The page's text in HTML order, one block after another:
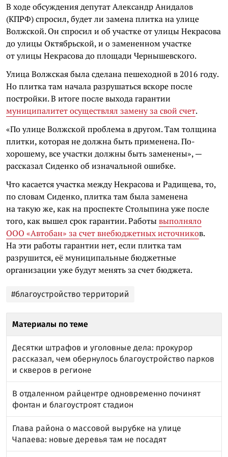
В ходе обсуждения депутат Александр Анидалов
(КПРФ) спросил, будет ли замена плитка на улице
Волжской. Он спросил и об участке от улицы Некрасова
до улицы Октябрьской, и о замененном участке
от улицы Некрасова до площади Чернышевского.
Улица Волжская была сделана пешеходной в 2016 году.
Но плитка там начала разрушаться вскоре после
постройки. В итоге после выхода гарантии
муниципалитет осуществлял замену за свой счет.
«По улице Волжской проблема в другом. Там толщина
плитки, которая не должна быть применена. По-
хорошему, все участки должны быть заменены», —
рассказал Сиденко об изначальной ошибке.
Что касается участка между Некрасова и Радищева, то,
по словам Сиденко, плитка там была заменена
на такую же, как на проспекте Столыпина уже после
того, как вышел срок гарантии. Работывыполняло
ООО «Автобан» за счет внебюджетных источников.
На эти работы гарантии нет, если плитка там
разрушится, её муниципальные бюджетные
организации уже будут менять за счет бюджета.
#благоустройство территорий
Материалы по теме
Десятки штрафов и уголовные дела: прокурор
рассказал, чем обернулось благоустройство парков
и скверов в регионе
В отдаленном райцентре одновременно починят
фонтан и благоустроят стадион
Глава района о массовой вырубке на улице
Чапаева: новые деревья там не посадят